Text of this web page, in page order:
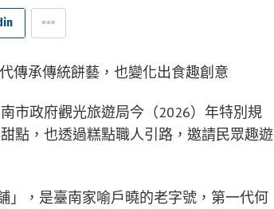
市政府觀光旅遊局今（2026）年特別規
點，也透過糕點職人引路，邀請民眾趣遊
」，是臺南家喻戶曉的老字號，第一代何